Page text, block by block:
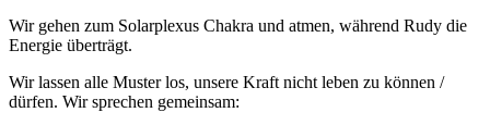
Wir gehen zum Solarplexus Chakra und atmen, während Rudy die
Energie überträgt.
Wir lassen alle Muster los, unsere Kraft nicht leben zu können /
dürfen. Wir sprechen gemeinsam: